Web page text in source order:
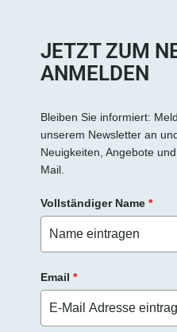
e
d
e
e
JETZT ZUM
ANMELDEN
Bleiben Sie informiert:
unserem Newsletter an
Neuigkeiten, Angebote
Mail.
Vollständiger Name *
Email *